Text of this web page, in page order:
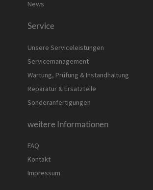
News
Service
Unsere Serviceleistungen
Servicemanagement
Wartung, Prüfung & Instandhaltung
Reparatur & Ersatzteile
Sonderanfertigungen
weitere Informationen
FAQ
Kontakt
Impressum